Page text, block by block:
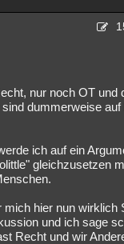
nur noch OT und
dummerweise
ich auf ein
gleichzusetzen
mich hier nun wirklich
und ich sage
Recht und wir